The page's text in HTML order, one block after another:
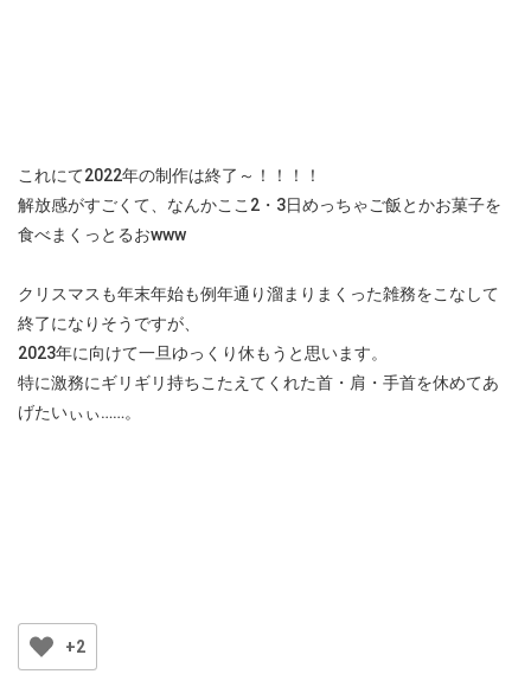
これにて2022年の制作は終了～！！！！
解放感がすごくて、なんかここ2・3日めっちゃご飯とかお菓子を
食べまくっとるおwww
クリスマスも年末年始も例年通り溜まりまくった雑務をこなして
終了になりそうですが、
2023年に向けて一旦ゆっくり休もうと思います。
特に激務にギリギリ持ちこたえてくれた首・肩・手首を休めてあ
げたいぃぃ……。
+2